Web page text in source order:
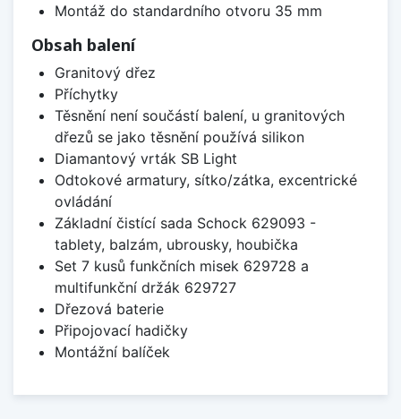
Montáž do standardního otvoru 35 mm
Obsah balení
Granitový dřez
Příchytky
Těsnění není součástí balení, u granitových
dřezů se jako těsnění používá silikon
Diamantový vrták SB Light
Odtokové armatury, sítko/zátka, excentrické
ovládání
Základní čistící sada Schock 629093 -
tablety, balzám, ubrousky, houbička
Set 7 kusů funkčních misek 629728 a
multifunkční držák 629727
Dřezová baterie
Připojovací hadičky
Montážní balíček